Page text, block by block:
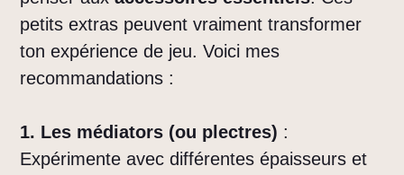
petits extras peuvent vraiment transformer
ton expérience de jeu. Voici mes
recommandations :
1. Les médiators (ou plectres) :
Expérimente avec différentes épaisseurs et